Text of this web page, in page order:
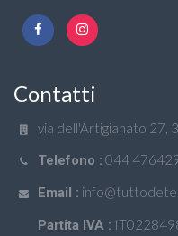
Contatti
via dell'Artigianato 27,
Telefono : 044
Email :
Partita IVA :